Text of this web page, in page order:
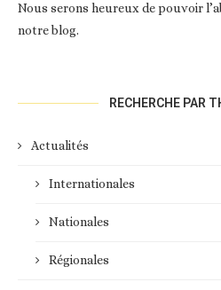
Nous serons heureux de pouvoir
notre blog.
RECHERCHE PAR
Actualités
Internationales
Nationales
Régionales